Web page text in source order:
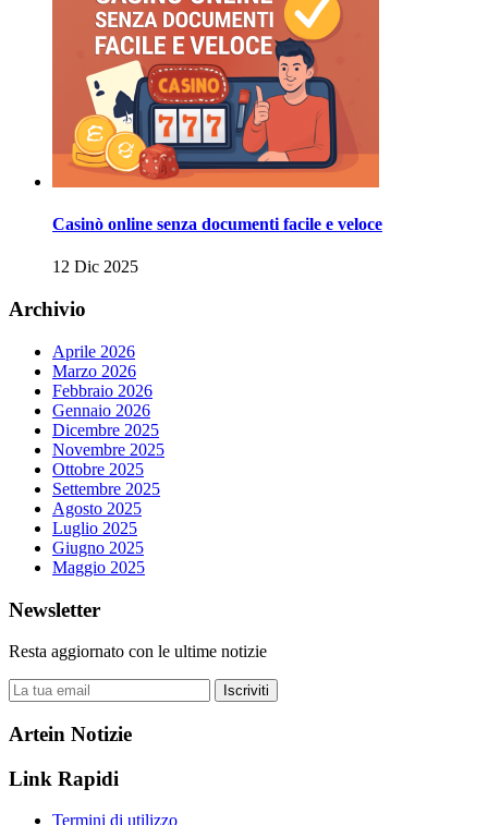
Casinò online senza documenti facile e veloce
12 Dic 2025
Archivio
Aprile 2026
Marzo 2026
Febbraio 2026
Gennaio 2026
Dicembre 2025
Novembre 2025
Ottobre 2025
Settembre 2025
Agosto 2025
Luglio 2025
Giugno 2025
Maggio 2025
Newsletter
Resta aggiornato con le ultime notizie
Iscriviti
Artein Notizie
Link Rapidi
Termini di utilizzo